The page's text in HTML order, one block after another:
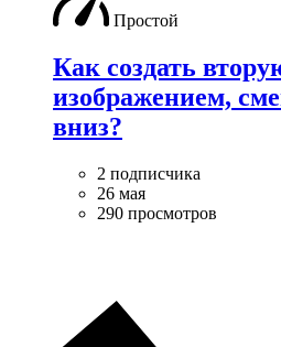
Простой
Как создать
изображением,
вниз?
2 подписчика
26 мая
290 просмотров